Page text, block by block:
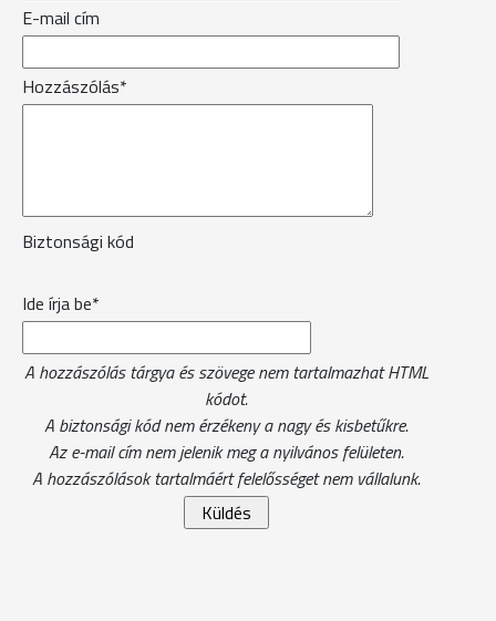
E-mail cím
Hozzászólás*
Biztonsági kód
Ide írja be*
A hozzászólás tárgya és szövege nem tartalmazhat HTML
kódot.
A biztonsági kód nem érzékeny a nagy és kisbetűkre.
Az e-mail cím nem jelenik meg a nyilvános felületen.
A hozzászólások tartalmáért felelősséget nem vállalunk.